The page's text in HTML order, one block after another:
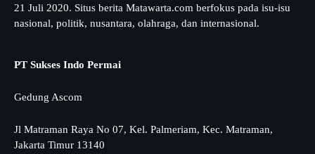
21 Juli 2020. Situs berita Matawarta.com berfokus pada isu-isu
nasional, politik, nusantara, olahraga, dan internasional.
PT Sukses Indo Permai
Gedung Ascom
Jl Matraman Raya No 07, Kel. Palmeriam, Kec. Matraman,
Jakarta Timur 13140